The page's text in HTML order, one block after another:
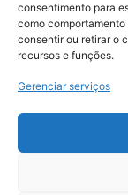
consentimento para
como
consentir ou retirar o
recursos e funções.
Gerenciar serviços
© 2026, Todos os
Digital
Política de